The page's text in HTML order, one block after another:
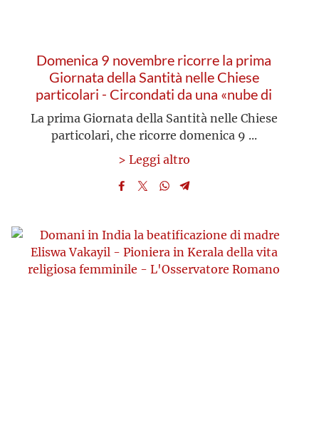
Domenica 9 novembre ricorre la prima
Giornata della Santità nelle Chiese
particolari - Circondati da una «nube di
testimoni» - L'Osservatore Romano
La prima Giornata della Santità nelle Chiese
particolari, che ricorre domenica 9 ...
> Leggi altro